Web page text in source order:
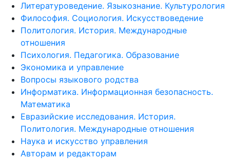
Литературоведение. Языкознание. Культурология
Философия. Социология. Искусствоведение
Политология. История. Международные
отношения
Психология. Педагогика. Образование
Экономика и управление
Вопросы языкового родства
Информатика. Информационная безопасность.
Математика
Евразийские исследования. История.
Политология. Международные отношения
Наука и искусство управления
Авторам и редакторам